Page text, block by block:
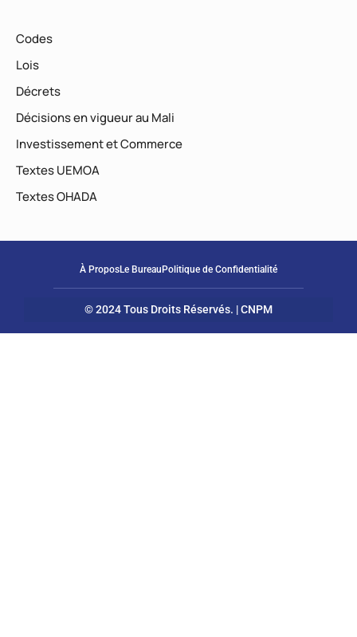
Codes
Lois
Décrets
Décisions en vigueur au Mali
Investissement et Commerce
Textes UEMOA
Textes OHADA
À ProposLe Bureau Politique de Confidentialité
© 2024 Tous Droits Réservés. | CNPM